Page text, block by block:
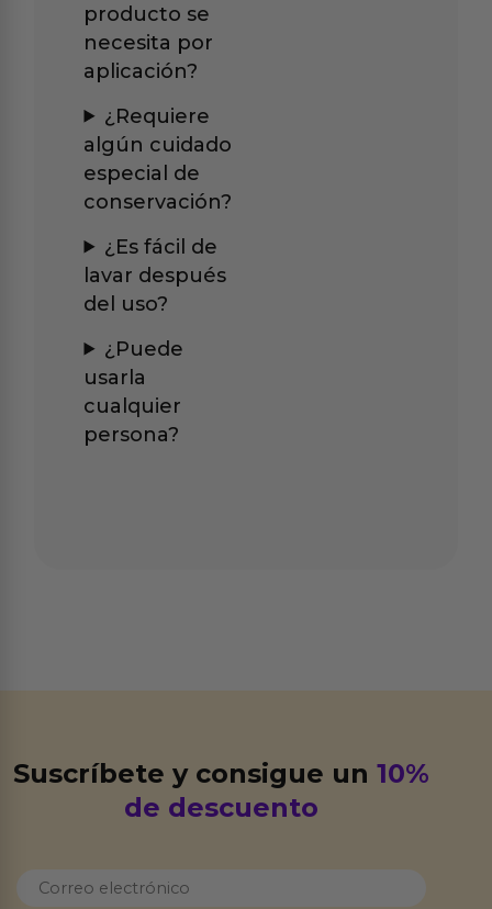
producto se
necesita por
aplicación?
¿Requiere
algún cuidado
especial de
conservación?
¿Es fácil de
lavar después
del uso?
¿Puede
usarla
cualquier
persona?
Suscríbete y consigue un10%
de descuento